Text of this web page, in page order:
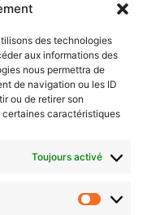
des technologies
aux informations des
nous permettra de
de navigation ou les ID
ou de retirer son
caractéristiques
Toujours activé
hebdo ?